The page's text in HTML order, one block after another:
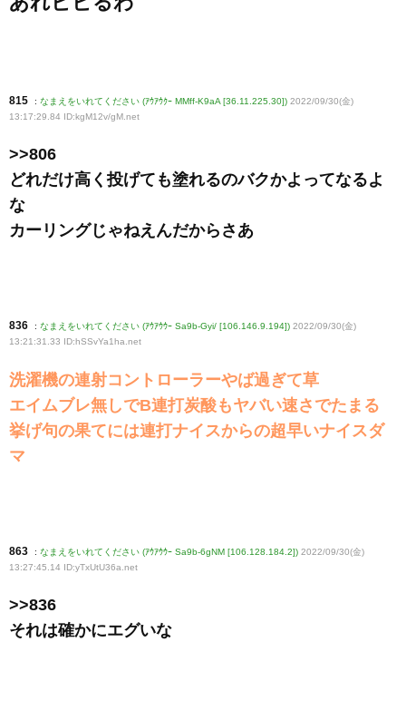
815 : なまえをいれてください (ｱｳｱｳｸｰ MMff-K9aA [36.11.225.30]) 2022/09/30(金)
13:17:29.84 ID:kgM12v/gM.net
>>806
どれだけ高く投げても塗れるのバクかよってなるよ
な
カーリングじゃねえんだからさあ
836 : なまえをいれてください (ｱｳｱｳｳｰ Sa9b-Gyi/ [106.146.9.194]) 2022/09/30(金)
13:21:31.33 ID:hSSvYa1ha.net
洗濯機の連射コントローラーやば過ぎて草
エイムブレ無しでB連打炭酸もヤバい速さでたまる
挙げ句の果てには連打ナイスからの超早いナイスダ
マ
863 : なまえをいれてください (ｱｳｱｳｳｰ Sa9b-6gNM [106.128.184.2]) 2022/09/30(金)
13:27:45.14 ID:yTxUtU36a .net
>>836
それは確かにエグいな